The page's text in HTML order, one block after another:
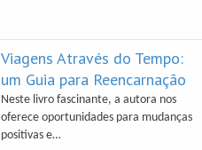
Viagens Através do Tempo:
um Guia para Reencarnação
Neste livro fascinante, a autora nos
oferece oportunidades para mudanças
positivas e…